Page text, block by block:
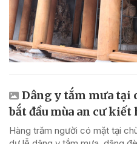
Dâng y tắm mưa tại
bắt đầu mùa an cư kiết
Hàng trăm người có mặt tại